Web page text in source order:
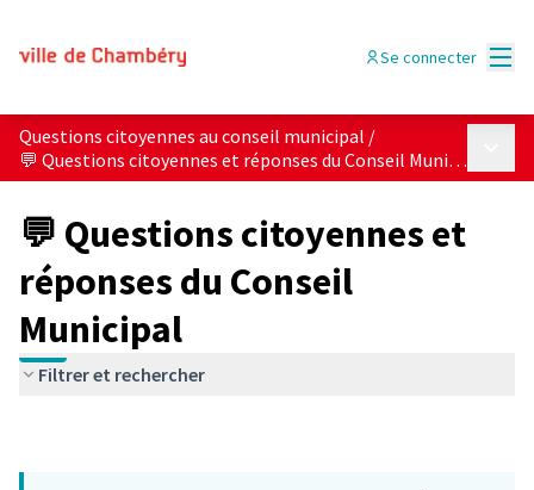
Se connecter
Questions citoyennes au conseil municipal /
💬 Questions citoyennes et réponses du Conseil Municipal
💬 Questions citoyennes et
réponses du Conseil
Municipal
Filtrer et rechercher